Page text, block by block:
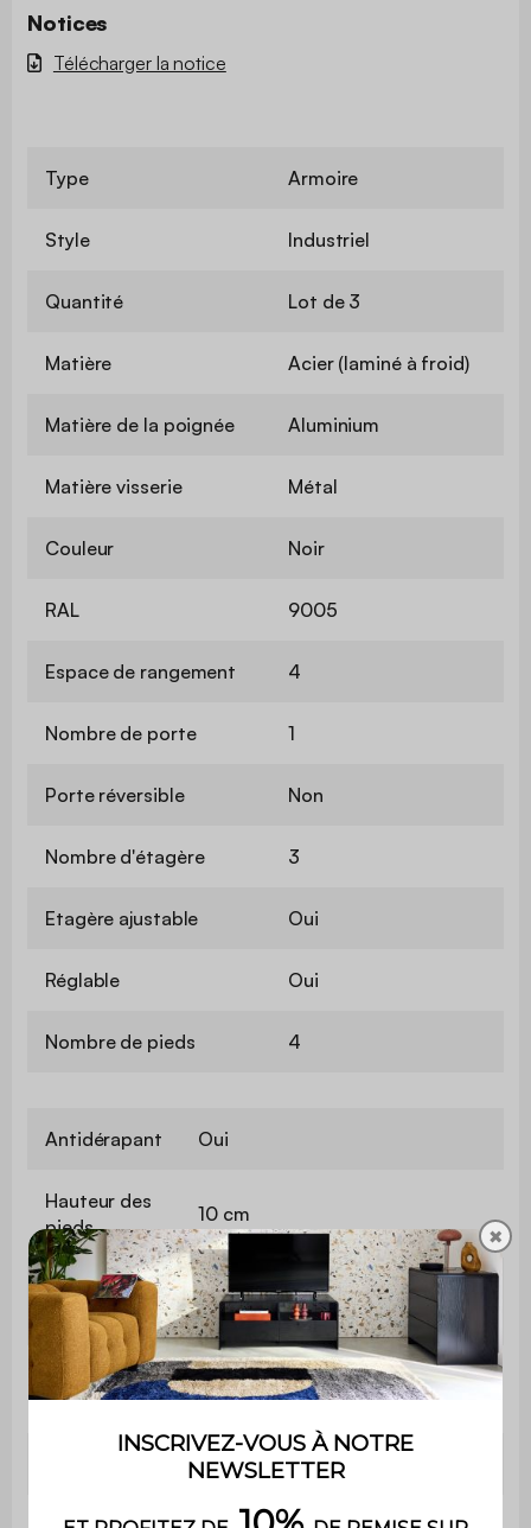
Notices
Télécharger la notice
Type Armoire
Style Industriel
Quantité Lot de 3
Matière Acier (laminé à froid)
Matière de la poignée Aluminium
Matière visserie Métal
Couleur Noir
RAL 9005
Espace de rangement 4
Nombre de porte 1
Porte réversible Non
Nombre d'étagère 3
Etagère ajustable Oui
Réglable Oui
Nombre de pieds 4
Antidérapant Oui
Hauteur des
pieds
10 cm
Espace entre
les pieds
28 cm
Poids max.
supporté
25 kg
15 kg
✖